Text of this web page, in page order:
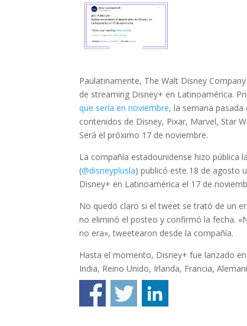
Paulatinamente, The Walt Disney
de streaming Disney+ en Latinoamérica.
que sería en noviembre, la semana
contenidos de Disney, Pixar, Marvel, Star
Será el próximo 17 de noviembre.
La compañía estadounidense hizo pública
(@disneyplusla) publicó este 18 de agosto
Disney+ en Latinoamérica el 17 de
No quedó claro si el tweet se trató de un
no eliminó el posteo y confirmó la fecha.
no era», tweetearon desde la compañía.
Hasta el momento, Disney+ fue lanzado
India, Reino Unido, Irlanda, Francia,